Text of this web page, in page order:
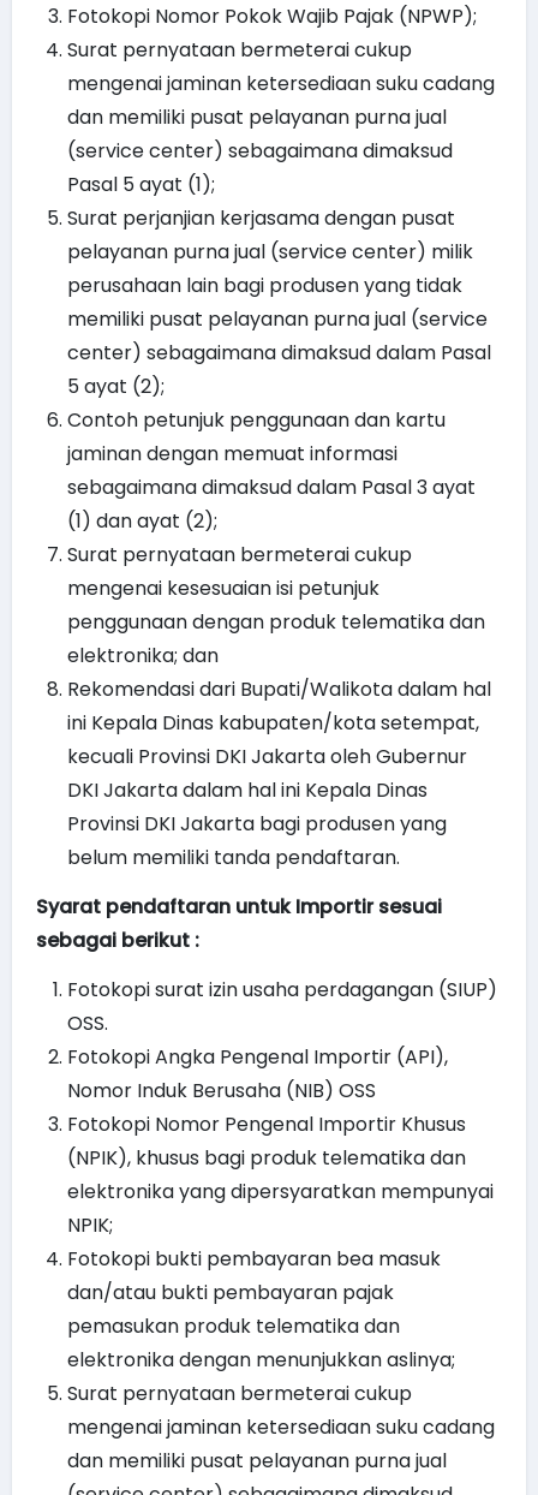
Fotokopi Nomor Pokok Wajib Pajak (NPWP);
Surat pernyataan bermeterai cukup
mengenai jaminan ketersediaan suku cadang
dan memiliki pusat pelayanan purna jual
(service center) sebagaimana dimaksud
Pasal 5 ayat (1);
Surat perjanjian kerjasama dengan pusat
pelayanan purna jual (service center) milik
perusahaan lain bagi produsen yang tidak
memiliki pusat pelayanan purna jual (service
center) sebagaimana dimaksud dalam Pasal
5 ayat (2);
Contoh petunjuk penggunaan dan kartu
jaminan dengan memuat informasi
sebagaimana dimaksud dalam Pasal 3 ayat
(1) dan ayat (2);
Surat pernyataan bermeterai cukup
mengenai kesesuaian isi petunjuk
penggunaan dengan produk telematika dan
elektronika; dan
Rekomendasi dari Bupati/Walikota dalam hal
ini Kepala Dinas kabupaten/kota setempat,
kecuali Provinsi DKI Jakarta oleh Gubernur
DKI Jakarta dalam hal ini Kepala Dinas
Provinsi DKI Jakarta bagi produsen yang
belum memiliki tanda pendaftaran.
Syarat pendaftaran untuk Importir sesuai
sebagai berikut :
Fotokopi surat izin usaha perdagangan (SIUP)
OSS.
Fotokopi Angka Pengenal Importir (API),
Nomor Induk Berusaha (NIB) OSS
Fotokopi Nomor Pengenal Importir Khusus
(NPIK), khusus bagi produk telematika dan
elektronika yang dipersyaratkan mempunyai
NPIK;
Fotokopi bukti pembayaran bea masuk
dan/atau bukti pembayaran pajak
pemasukan produk telematika dan
elektronika dengan menunjukkan aslinya;
Surat pernyataan bermeterai cukup
mengenai jaminan ketersediaan suku cadang
dan memiliki pusat pelayanan purna jual